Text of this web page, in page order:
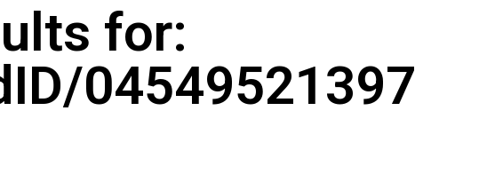
for:
04549521397